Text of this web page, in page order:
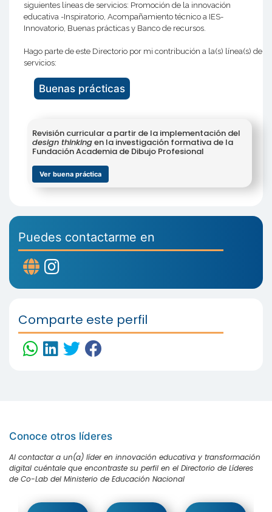
siguientes líneas de servicios: Promoción de la innovación
educativa -Inspiratorio, Acompañamiento técnico a IES-
Innovatorio, Buenas prácticas y Banco de recursos.
Hago parte de este Directorio por mi contribución a la(s) línea(s) de
servicios:
Buenas prácticas
Revisión curricular a partir de la implementación del
design thinkingen la investigación formativa de la
Fundación Academia de Dibujo Profesional
Ver buena práctica
Puedes contactarme en
Comparte este perfil
Conoce otros líderes
Al contactar a un(a) líder en innovación educativa y transformación
digital cuéntale que encontraste su perfil en el Directorio de Líderes
de Co-Lab del Ministerio de Educación Nacional